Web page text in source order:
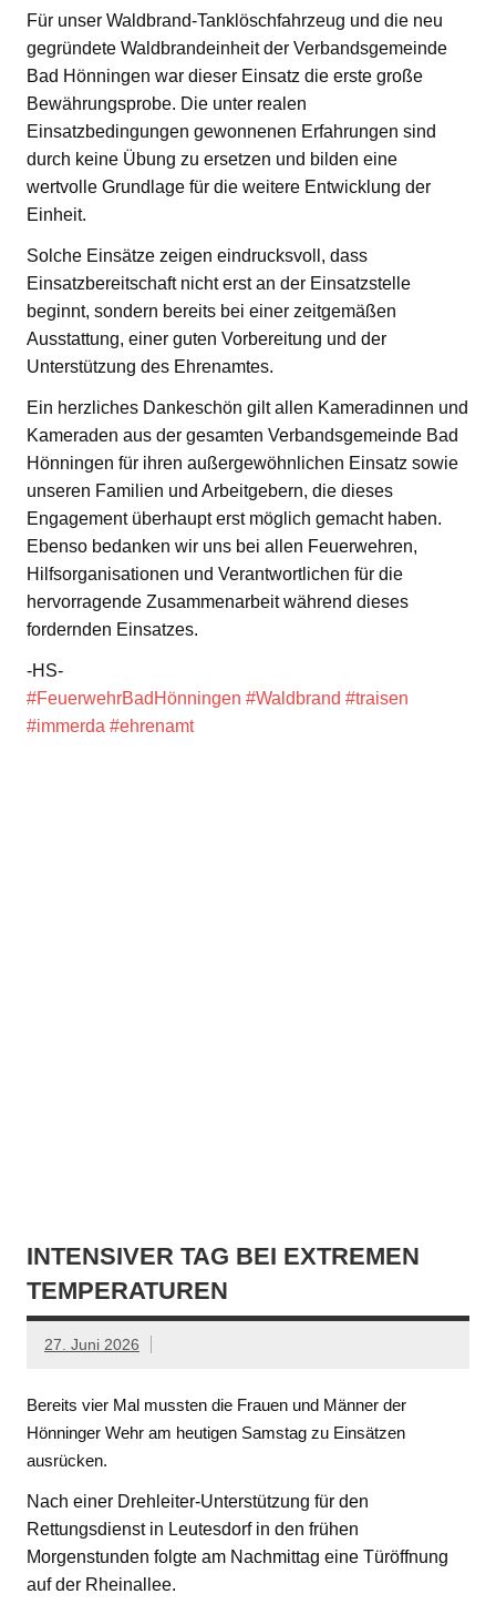
Für unser Waldbrand-Tanklöschfahrzeug und die neu
gegründete Waldbrandeinheit der Verbandsgemeinde
Bad Hönningen war dieser Einsatz die erste große
Bewährungsprobe. Die unter realen
Einsatzbedingungen gewonnenen Erfahrungen sind
durch keine Übung zu ersetzen und bilden eine
wertvolle Grundlage für die weitere Entwicklung der
Einheit.
Solche Einsätze zeigen eindrucksvoll, dass
Einsatzbereitschaft nicht erst an der Einsatzstelle
beginnt, sondern bereits bei einer zeitgemäßen
Ausstattung, einer guten Vorbereitung und der
Unterstützung des Ehrenamtes.
Ein herzliches Dankeschön gilt allen Kameradinnen und
Kameraden aus der gesamten Verbandsgemeinde Bad
Hönningen für ihren außergewöhnlichen Einsatz sowie
unseren Familien und Arbeitgebern, die dieses
Engagement überhaupt erst möglich gemacht haben.
Ebenso bedanken wir uns bei allen Feuerwehren,
Hilfsorganisationen und Verantwortlichen für die
hervorragende Zusammenarbeit während dieses
fordernden Einsatzes.
-HS-
#FeuerwehrBadHönningen #Waldbrand #traisen
#immerda #ehrenamt
INTENSIVER TAG BEI EXTREMEN
TEMPERATUREN
27. Juni 2026
Bereits vier Mal mussten die Frauen und Männer der
Hönninger Wehr am heutigen Samstag zu Einsätzen
ausrücken.
Nach einer Drehleiter-Unterstützung für den
Rettungsdienst in Leutesdorf in den frühen
Morgenstunden folgte am Nachmittag eine Türöffnung
auf der Rheinallee.